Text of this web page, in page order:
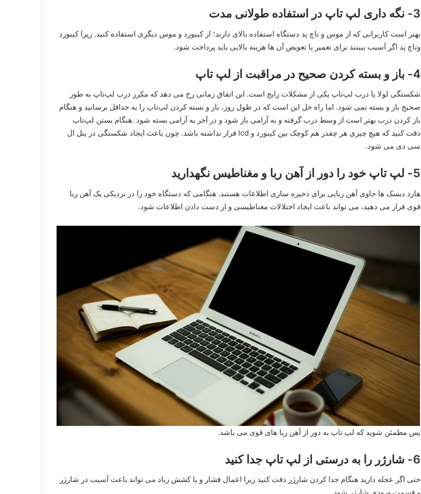
3- نگه داری لپ تاپ در استفاده طولانی مدت
بهتر است کاربرانی که از موس و تاچ پد دستگاه استفاده بالای دارند؛ از کیبورد و موس دیگری استفاده کنید. زیرا کیبورد
وتاچ پد اگر آسیب ببینند برای تعمیر یا تعویض آن ها هزینه بالایی باید پرداخت شود.
4- باز و بسته کردن صحیح در مراقبت از لپ تاپ
شکستگی لولا یا درب لپ‌تاپ یکی از مشکلات رایج است. این اتفاق زمانی رخ می دهد که مکرر درب لپ‌تاپ به طور
صحیح باز و بسته نمی شود. اما راه حل این است که در طول روز، باز و بسته کردن لپ‌تاپ را به حداقل برسانید و هنگام
باز کردن درب بهتر است از وسط درب گرفته و به آرامی باز شود و در آخر به آرامی بسته شود .هنگام بستن لپ‌تاپ
دقت کنید که هیچ چیزی هر چقدر هم کوچک بین کیبورد و lcd قرار نداشته باشد. چون باعث ایجاد شکستگی در پنل ال
سی دی می شود.
5- لپ تاپ خود را دور از آهن ربا و مغناطیس نگهدارید
هارد دیسک ها حاوی آهن ربایی برای ذخیره سازی اطلاعات هستند. هنگامی که دستگاه خود را در نزدیکی یک آهن ربا
قوی قرار می دهید، می تواند باعث ایجاد اختلالات مغناطیسی و از دست دادن اطلاعات شود.
پس مطمئن شوید که لپ تاپ به دور از آهن ربا های قوی می باشد.
6- شارژر را به درستی از لپ تاپ جدا کنید
حتی اگر عجله دارید هنگام جدا کردن شارژر دقت کنید زیرا اعمال فشار و یا کشش زیاد می تواند باعث آسیب در شارژر